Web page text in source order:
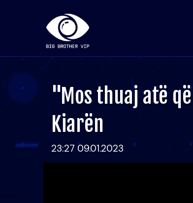
"Mos thuaj atë
Kiarën
23:27 09.01.2023